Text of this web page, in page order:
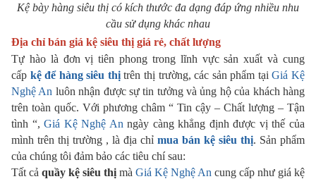
Kệ bày hàng siêu thị có kích thước đa dạng đáp ứng nhiều nhu
cầu sử dụng khác nhau
Địa chỉ bán giá kệ siêu thị giá rẻ, chất lượng
Tự hào là đơn vị tiên phong trong lĩnh vực sản xuất và cung
cấp kệ để hàng siêu thịtrên thị trường, các sản phẩm tạiGiá Kệ
Nghệ An luôn nhận được sự tin tưởng và ủng hộ của khách hàng
trên toàn quốc. Với phương châm “ Tin cậy – Chất lượng – Tận
tình “,Giá Kệ Nghệ An ngày càng khẳng định được vị thế của
mình trên thị trường , là địa chỉ mua bán kệ siêu thị. Sản phẩm
của chúng tôi đảm bảo các tiêu chí sau:
Tất cả quầy kệ siêu thị mà Giá Kệ Nghệ An cung cấp như giá kệ